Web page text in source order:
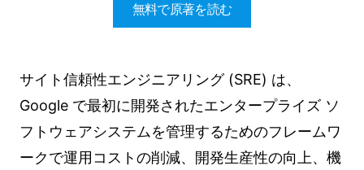
無料で原著を読む
サイト信頼性エンジニアリング (SRE) は、
Google で最初に開発されたエンタープライズ ソ
フトウェアシステムを管理するためのフレームワ
ークで運用コストの削減、開発生産性の向上、機